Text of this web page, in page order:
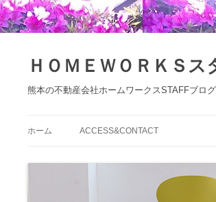
ン
ツ
へ
ス
ＨＯＭＥＷＯＲＫＳ
熊本の不動産会社ホームワークスSTAFFブロ
ホーム ACCESS&CONTACT